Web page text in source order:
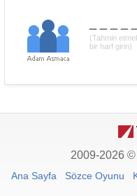
(Tahmin
bir harf girin)
2009-2026 ©
Ana Sayfa Sözce Oyunu